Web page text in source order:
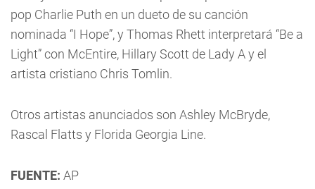
pop Charlie Puth en un dueto de su canción
nominada “I Hope”, y Thomas Rhett interpretará “Be a
Light” con McEntire, Hillary Scott de Lady A y el
artista cristiano Chris Tomlin.
Otros artistas anunciados son Ashley McBryde,
Rascal Flatts y Florida Georgia Line.
FUENTE: AP